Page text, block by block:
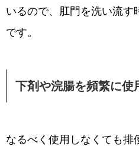
いるので、肛門を洗い流す
です。
下剤や浣腸を頻繁に使
なるべく使用しなくても排